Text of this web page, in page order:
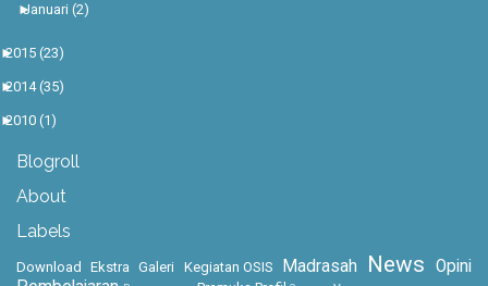
►
Januari (2)
►
2015 (23)
►
2014 (35)
►
2010 (1)
Blogroll
About
Labels
Download Ekstra Galeri Kegiatan OSIS Madrasah News
Opini